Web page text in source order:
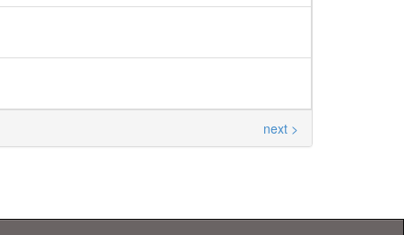
next >